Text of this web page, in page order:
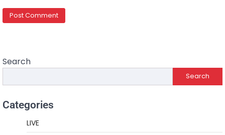
Search
Search
Categories
LIVE